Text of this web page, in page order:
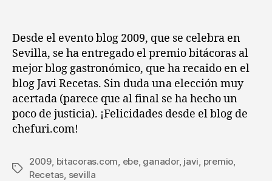
Recetas
triunfa
en
el
EBE
Desde el evento blog 2009, que se celebra en
Sevilla, se ha entregado el premio bitácoras al
mejor blog gastronómico, que ha recaido en el
blog Javi Recetas. Sin duda una elección muy
acertada (parece que al final se ha hecho un
poco de justicia). ¡Felicidades desde el blog de
chefuri.com!
Etiquetas
2009 bitacoras.com ebe, ganador, javi premio
Recetas sevilla